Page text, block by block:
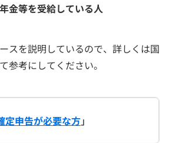
金等を受給している人
スを説明しているので、詳しくは国
参考にしてください。
定申告が必要な方」